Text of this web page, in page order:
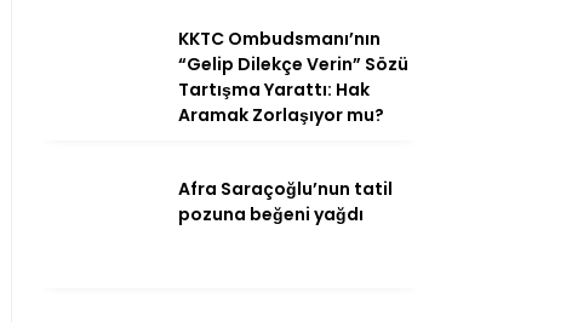
Youtube
KKTC Ombudsmanı’nın
“Gelip Dilekçe Verin” Sözü
Tartışma Yarattı: Hak
Aramak Zorlaşıyor mu?
Afra Saraçoğlu’nun tatil
pozuna beğeni yağdı